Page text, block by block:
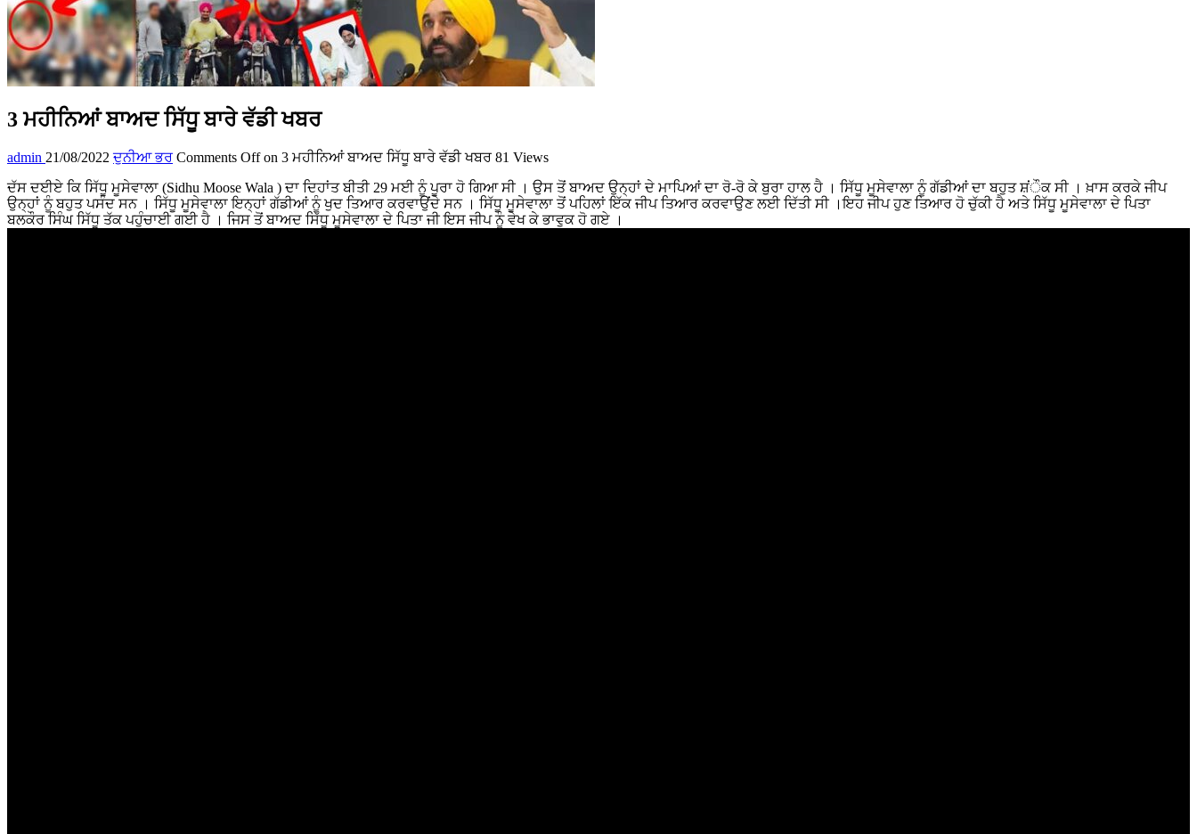
3 ਮਹੀਨਿਆਂ ਬਾਅਦ ਸਿੱਧੂ ਬਾਰੇ ਵੱਡੀ ਖਬਰ
admin 21/08/2022 ਦੁਨੀਆ ਭਰ Comments Offon 3 ਮਹੀਨਿਆਂ ਬਾਅਦ ਸਿੱਧੂ ਬਾਰੇ ਵੱਡੀ ਖਬਰ 81 Views
ਦੱਸ ਦਈਏ ਕਿ ਸਿੱਧੂ ਮੂਸੇਵਾਲਾ (Sidhu Moose Wala ) ਦਾ ਦਿਹਾਂਤ ਬੀਤੀ 29 ਮਈ ਨੂੰ ਪੂਰਾ ਹੋ ਗਿਆ ਸੀ । ਉਸ ਤੋਂ ਬਾਅਦ ਉਨ੍ਹਾਂ ਦੇ ਮਾਪਿਆਂ ਦਾ ਰੋ-ਰੋ ਕੇ ਬੁਰਾ ਹਾਲ ਹੈ । ਸਿੱਧੂ ਮੂਸੇਵਾਲਾ ਨੂੰ ਗੱਡੀਆਂ ਦਾ ਬਹੁਤ ਸ਼ਂੌਕ ਸੀ । ਖ਼ਾਸ ਕਰਕੇ ਜੀਪ
ਉਨ੍ਹਾਂ ਨੂੰ ਬਹੁਤ ਪਸੰਦ ਸਨ । ਸਿੱਧੂ ਮੂਸੇਵਾਲਾ ਇਨ੍ਹਾਂ ਗੱਡੀਆਂ ਨੂੰ ਖੁਦ ਤਿਆਰ ਕਰਵਾਉਂਦੇ ਸਨ । ਸਿੱਧੂ ਮੂਸੇਵਾਲਾ ਤੋਂ ਪਹਿਲਾਂ ਇੱਕ ਜੀਪ ਤਿਆਰ ਕਰਵਾਉਣ ਲਈ ਦਿੱਤੀ ਸੀ ।ਇਹ ਜੀਪ ਹੁਣ ਤਿਆਰ ਹੋ ਚੁੱਕੀ ਹੈ ਅਤੇ ਸਿੱਧੂ ਮੂਸੇਵਾਲਾ ਦੇ ਪਿਤਾ
ਬਲਕੌਰ ਸਿੰਘ ਸਿੱਧੂ ਤੱਕ ਪਹੁੰਚਾਈ ਗਈ ਹੈ । ਜਿਸ ਤੋਂ ਬਾਅਦ ਸਿੱਧੂ ਮੂਸੇਵਾਲਾ ਦੇ ਪਿਤਾ ਜੀ ਇਸ ਜੀਪ ਨੂੰ ਵੇਖ ਕੇ ਭਾਵੁਕ ਹੋ ਗਏ ।